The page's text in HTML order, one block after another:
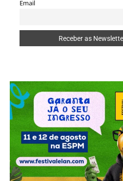
Email